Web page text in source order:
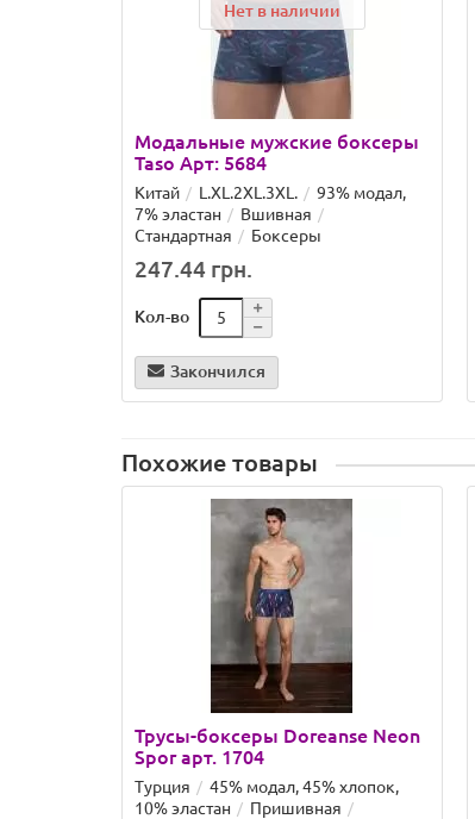
Нет в наличии
Модальные мужские боксеры
Taso Арт: 5684
Китай L.XL.2XL.3XL.
93% модал,
7% эластан
Вшивная
Стандартная
Боксеры
247.44 грн.
Кол-во
Закончился
Похожие товары
Трусы-боксеры Doreanse Neon
Spor арт. 1704
Турция
45% модал, 45% хлопок,
10% эластан
Пришивная